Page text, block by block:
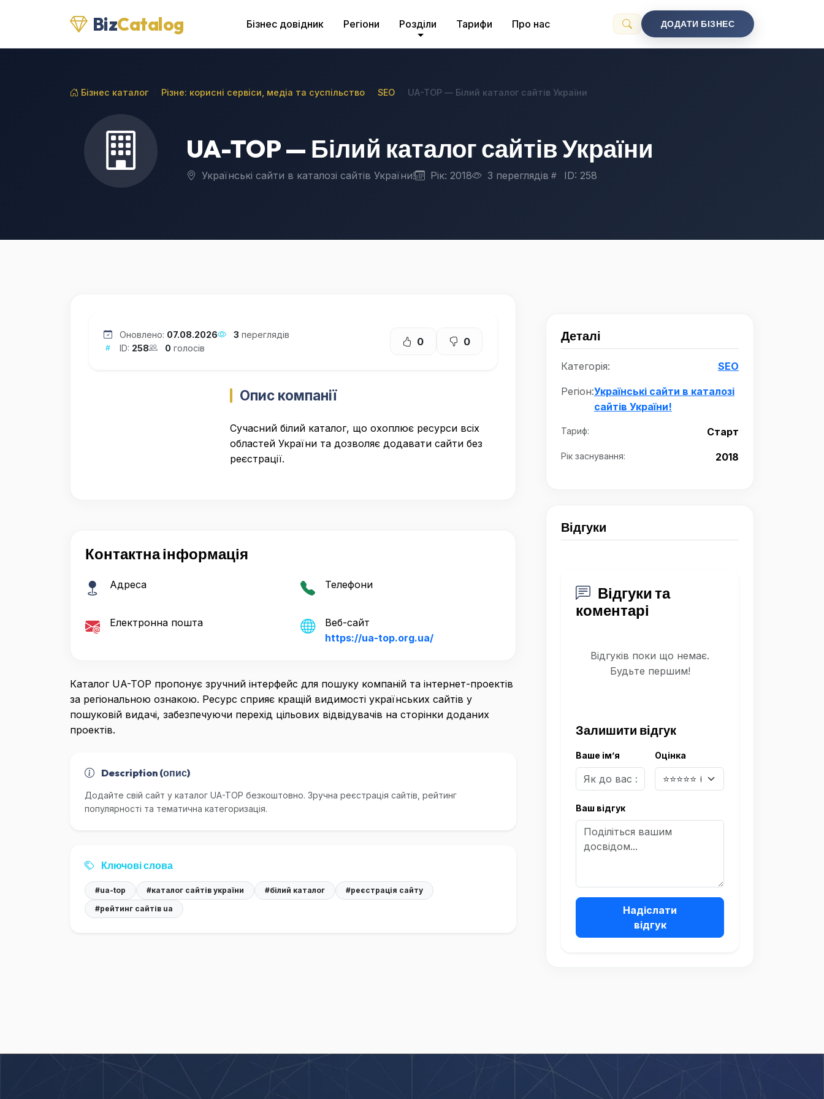
BizCatalog Бізнес довідник Регіони Розділи Тарифи Про нас ДОДАТИ БІЗНЕС
Бізнес каталог Різне: корисні сервіси, медіа та суспільство SEO UA-TOP — Білий каталог сайтів України
UA-TOP — Білий каталог сайтів України
Українські сайти в каталозі сайтів України! Рік: 2018 3 переглядів ID: 258
Оновлено: 07.08.2026 3 переглядів
ID: 258 0 голосів
0 0
Опис компанії
Сучасний білий каталог, що охоплює ресурси всіх
областей України та дозволяє додавати сайти без
реєстрації.
Контактна інформація
Адреса Телефони
Електронна пошта
Веб-сайт
https://ua-top.org.ua/
Каталог UA-TOP пропонує зручний інтерфейс для пошуку компаній та інтернет-проектів
за регіональною ознакою. Ресурс сприяє кращій видимості українських сайтів у
пошуковій видачі, забезпечуючи перехід цільових відвідувачів на сторінки доданих
проектів.
Description (опис)
Додайте свій сайт у каталог UA-TOP безкоштовно. Зручна реєстрація сайтів, рейтинг
популярності та тематична категоризація.
Ключові слова
#ua-top #каталог сайтів україни #білий каталог
#реєстрація сайту
#рейтинг сайтів ua
Деталі
Категорія: SEO
Регіон:Українські сайти в каталозі
сайтів України!
Тариф: Старт
Рік заснування: 2018
Відгуки
Відгуки та
коментарі
Відгуків поки що немає.
Будьте першим!
Залишити відгук
Ваше ім’я Оцінка
Ваш відгук
Надіслати
відгук